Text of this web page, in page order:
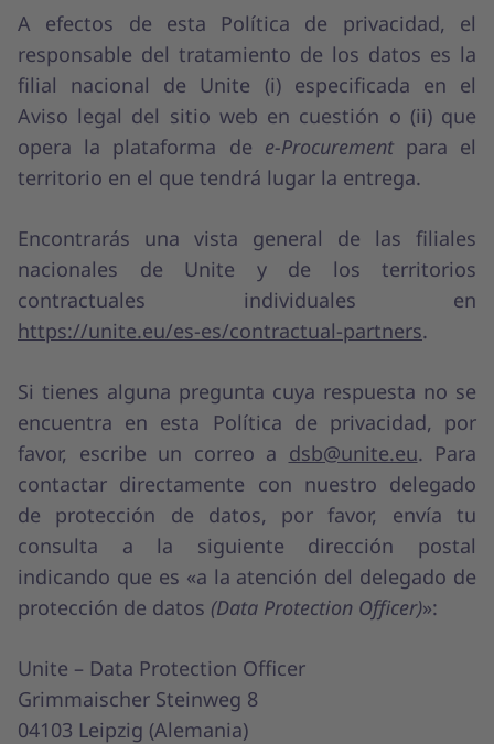
A efectos de esta Política de privacidad, el
responsable del tratamiento de los datos es la
filial nacional de Unite (i) especificada en el
Aviso legal del sitio web en cuestión o (ii) que
opera la plataforma de e-Procurementpara el
territorio en el que tendrá lugar la entrega.
Encontrarás una vista general de las filiales
nacionales de Unite y de los territorios
contractuales individuales en
https://unite.eu/es-es/contractual-partners.
Si tienes alguna pregunta cuya respuesta no se
encuentra en esta Política de privacidad, por
favor, escribe un correo a dsb@unite.eu. Para
contactar directamente con nuestro delegado
de protección de datos, por favor, envía tu
consulta a la siguiente dirección postal
indicando que es «a la atención del delegado de
protección de datos (Data Protection Officer)»:
Unite – Data Protection Officer
Grimmaischer Steinweg 8
04103 Leipzig (Alemania)